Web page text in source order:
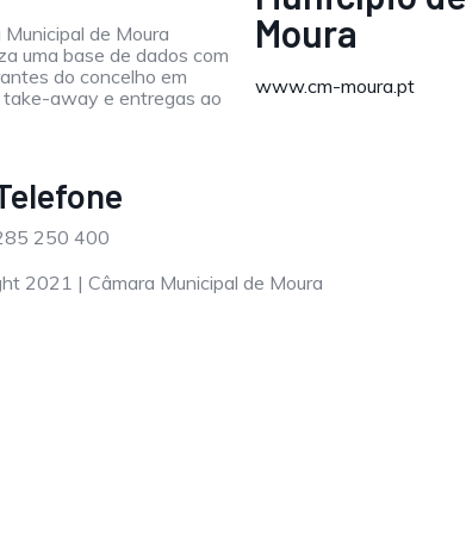
de Moura
uma base de dados com
do concelho em
take-away e entregas ao
250 400
Moura
www.cm-moura.pt
2021 | Câmara Municipal de Moura